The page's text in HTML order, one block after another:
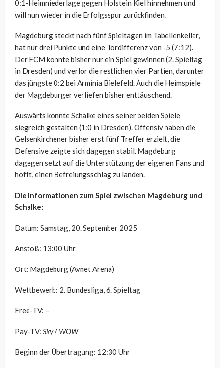
0:1-Heimniederlage gegen Holstein Kiel hinnehmen und
will nun wieder in die Erfolgsspur zurückfinden.
Magdeburg steckt nach fünf Spieltagen im Tabellenkeller,
hat nur drei Punkte und eine Tordifferenz von -5 (7:12).
Der FCM konnte bisher nur ein Spiel gewinnen (2. Spieltag
in Dresden) und verlor die restlichen vier Partien, darunter
das jüngste 0:2 bei Arminia Bielefeld. Auch die Heimspiele
der Magdeburger verliefen bisher enttäuschend.
Auswärts konnte Schalke eines seiner beiden Spiele
siegreich gestalten (1:0 in Dresden). Offensiv haben die
Gelsenkirchener bisher erst fünf Treffer erzielt, die
Defensive zeigte sich dagegen stabil. Magdeburg
dagegen setzt auf die Unterstützung der eigenen Fans und
hofft, einen Befreiungsschlag zu landen.
Die Informationen zum Spiel zwischen Magdeburg und
Schalke:
Datum: Samstag, 20. September 2025
Anstoß: 13:00 Uhr
Ort: Magdeburg (Avnet Arena)
Wettbewerb: 2. Bundesliga, 6. Spieltag
Free-TV: –
Pay-TV: Sky/ WOW
Beginn der Übertragung: 12:30 Uhr